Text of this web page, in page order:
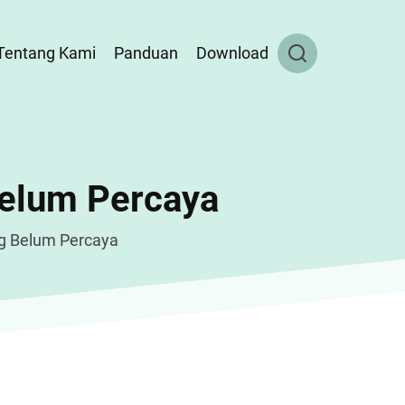
Kami Panduan Download
Percaya
Belum Percaya